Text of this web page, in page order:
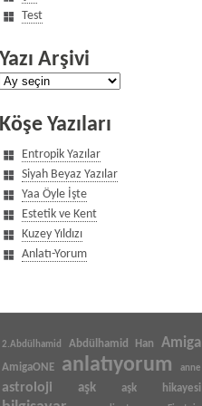
Test
Yazı Arşivi
Yazı
Köşe Yazıları
Entropik Yazılar
Siyah Beyaz Yazılar
Yaa Öyle İşte
Estetik ve Kent
Kuzey Yıldızı
Anlatı-Yorum
2.Abdülhamid Abdülhamid Han Amiga
AmigaONE anlatıyorum anne
astroloji aşk aşk hikayesi